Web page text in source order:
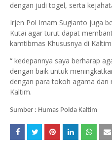
dengan judi togel, serta
Irjen Pol Imam Sugianto juga
Kutai agar turut dapat
kamtibmas Khususnya di
“ kedepannya saya berharap
dengan baik untuk
dengan para tokoh agama dan
Kaltim.
Sumber : Humas Polda Kaltim